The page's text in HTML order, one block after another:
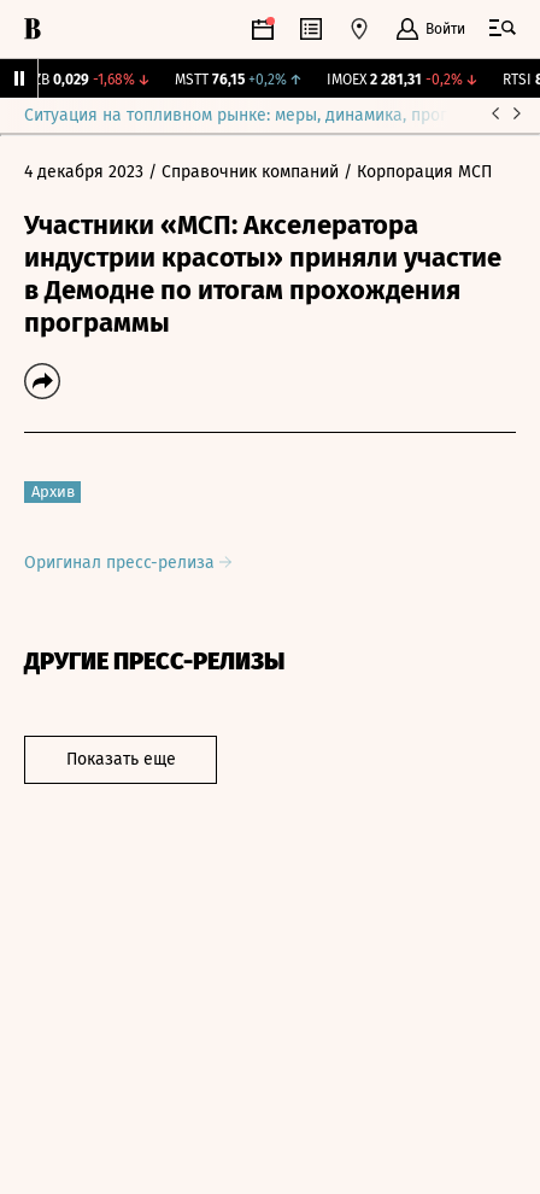
Войти
0,029 -1,68%↓ MSTT 76,15 +0,2%↑ IMOEX 2 281,31 -0,2%↓ RTSI
Ситуация на топливном рынке: меры, динамика, прогнозы
4 декабря 2023 / Справочник компаний / Корпорация МСП
Участники «МСП: Акселератора
индустрии красоты» приняли участие
в Демодне по итогам прохождения
программы
Архив
Оригинал пресс-релиза
ДРУГИЕ ПРЕСС-РЕЛИЗЫ
Показать еще